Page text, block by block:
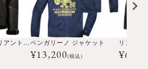
センテナリー ヴァリアント ジャケットベンガリーノ ジャケット
¥13,200(税込)
リンカー
¥